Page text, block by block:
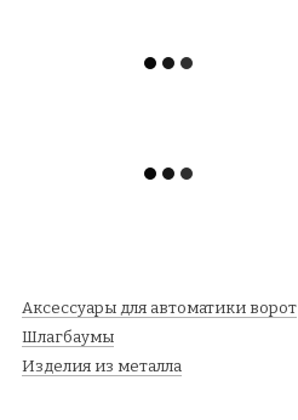
Аксессуары для автоматики ворот
Шлагбаумы
Изделия из металла